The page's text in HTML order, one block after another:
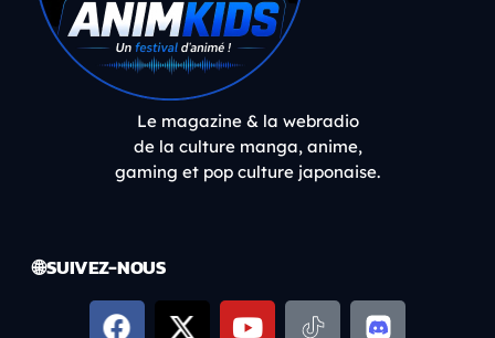
Le magazine & la webradio
de la culture manga, anime,
gaming et pop culture japonaise.
🌐 SUIVEZ-NOUS